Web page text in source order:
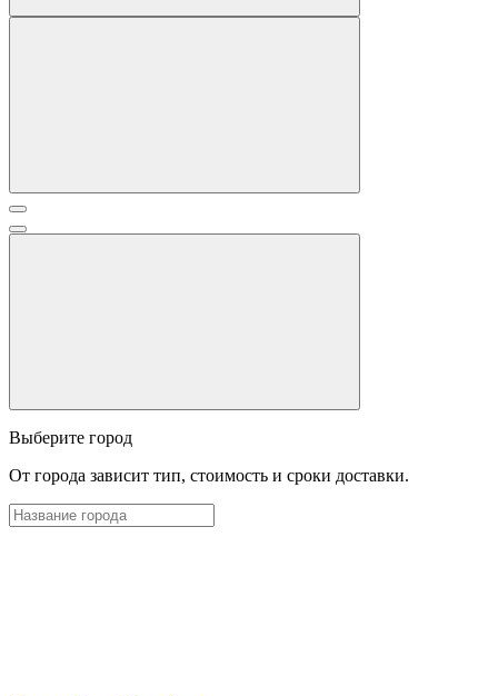
Выберите город
От города зависит тип, стоимость и сроки доставки.